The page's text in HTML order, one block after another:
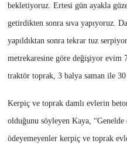
bekletiyoruz. Ertesi gün ayakla
getirdikten sonra sıva yapıyoruz.
yapıldıktan sonra tekrar tuz
metrekaresine göre değişiyor evim
traktör toprak, 3 balya saman ile
Kerpiç ve toprak damlı evlerin
olduğunu söyleyen Kaya, “Genelde
ödeyemeyenler kerpiç ve toprak